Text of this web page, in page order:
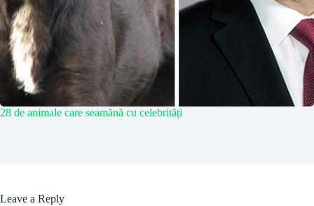
28 de animale care seamănă cu celebrități
Leave a Reply